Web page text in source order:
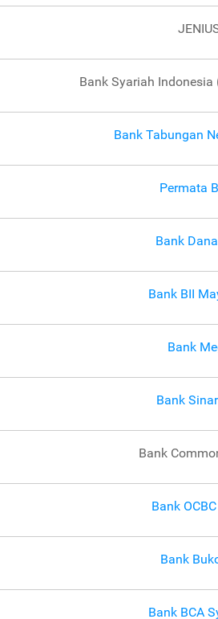
Bank Syariah Indonesia
Bank Tabungan
Permata
Bank
Bank BII
Bank
Bank
Bank
Bank
Bank
Bank BCA